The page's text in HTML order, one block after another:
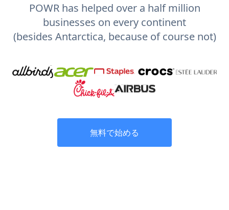
POWR has helped over a half million
businesses on every continent
(besides Antarctica, because of course not)
無料で始める